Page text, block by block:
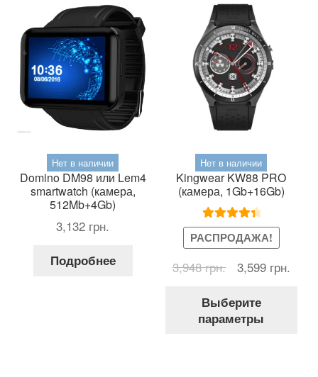
Нет в наличии
Domino DM98 или Lem4
smartwatch (камера,
512Mb+4Gb)
3,132 грн.
Подробнее
Нет в наличии
Kingwear KW88 PRO
(камера, 1Gb+16Gb)
Оценка
4.50 из 5
РАСПРОДАЖА!
3,948грн.
составляла
3,948 грн..
3,599 грн.
Выберите
параметры